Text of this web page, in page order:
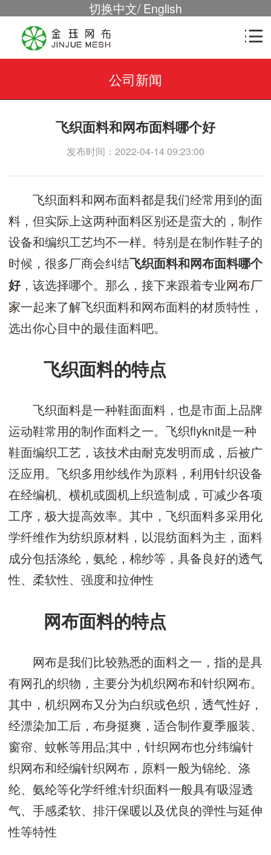
切换中文/English
公司新闻
飞织面料和网布面料哪个好
发布时间：2022-04-14 09:23:00
飞织面料和网布面料都是我们经常用到的面
料，但实际上这两种面料区别还是蛮大的，制作
设备和编织工艺均不一样。特别是在制作鞋子的
时候，很多厂商会纠结飞织面料和网布面料哪个
好，该选择哪个。那么，接下来跟着专业网布厂
家一起来了解飞织面料和网布面料的材质特性，
选出你心目中的最佳面料吧。
飞织面料的特点
飞织面料是一种鞋面面料，也是市面上品牌
运动鞋常用的制作面料之一。飞织flyknit是一种
鞋面编织工艺，该技术由耐克发明而成，后被广
泛应用。飞织多用纱线作为原料，利用针织设备
在经编机、横机或圆机上织造制成，可减少各项
工序，极大提高效率。其中，飞织面料多采用化
学纤维作为纺织原材料，以混纺面料为主，面料
成分包括涤纶，氨纶，棉纱等，具备良好的透气
性、柔软性、强度和拉伸性
网布面料的特点
网布是我们比较熟悉的面料之一，指的是具
有网孔的织物，主要分为机织网布和针织网布。
其中，机织网布又分为白织或色织，透气性好，
经漂染加工后，布身挺爽，适合制作夏季服装、
窗帘、蚊帐等用品;其中，针织网布也分纬编针
织网布和经编针织网布，原料一般为锦纶、涤
纶、氨纶等化学纤维;针织面料一般具有吸湿透
气、手感柔软、排汗保暖以及优良的弹性与延伸
性等特性